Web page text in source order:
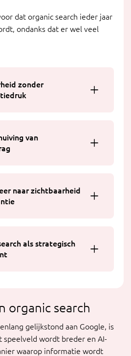
dat organic search ieder jaar
ondanks dat er wel veel
zonder
van
naar zichtbaarheid
als strategisch
organic search
gelijkstond aan Google, is
wordt breder en AI-
waarop informatie wordt